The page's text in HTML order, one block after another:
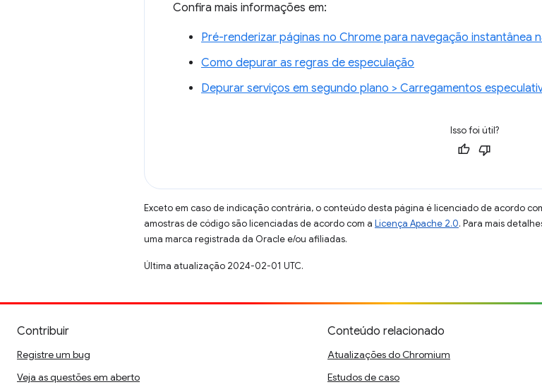
Confira mais informações em:
Pré-renderizar páginas no Chrome para navegação instantânea
Como depurar as regras de especulação
Depurar serviços em segundo plano > Carregamentos
Isso foi útil?
Exceto em caso de indicação contrária, o conteúdo desta página é licenciado de acordo
amostras de código são licenciadas de acordo com a Licença Apache 2.0. Para mais
uma marca registrada da Oracle e/ou afiliadas.
Última atualização 2024-02-01 UTC.
Contribuir
Registre um bug
Veja as questões em aberto
Conteúdo relacionado
Atualizações do Chromium
Estudos de caso